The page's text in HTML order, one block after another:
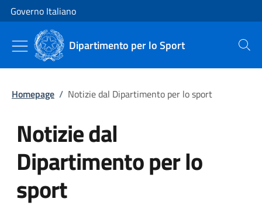
Vai al contenuto
Vai alla navigazione del sito
Governo Italiano
Dipartimento per lo Sport Cerca
Homepage / Notizie dal Dipartimento per lo sport
Notizie dal
Dipartimento per lo
sport